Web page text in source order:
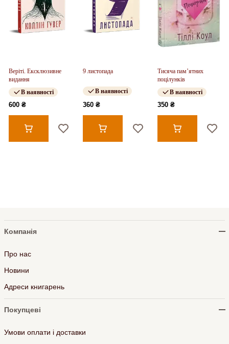
Веріті. Ексклюзивне
видання
В наявності
600 ₴
9 листопада
В наявності
360 ₴
Тисяча пам’ятних
поцілунків
В наявності
350 ₴
Компанія
Про нас
Новини
Адреси книгарень
Покупцеві
Умови оплати і доставки